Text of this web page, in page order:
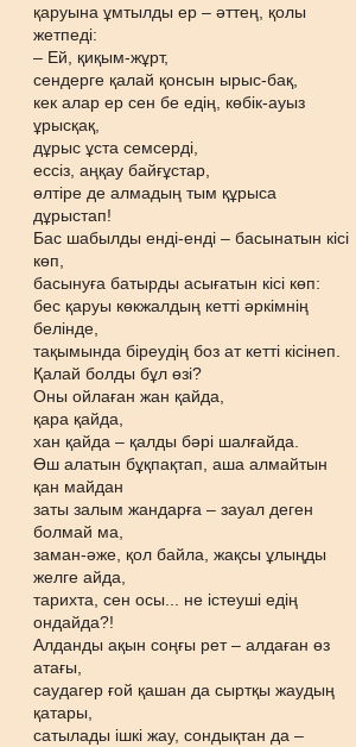
қаруына ұмтылды ер – әттең, қолы
жетпеді:
– Ей, қиқым-жұрт,
сендерге қалай қонсын ырыс-бақ,
кек алар ер сен бе едің, көбік-ауыз
ұрысқақ,
дұрыс ұста семсерді,
ессіз, аңқау байғұстар,
өлтіре де алмадың тым құрыса
дұрыстап!
Бас шабылды енді-енді – басынатын кісі
көп,
басынуға батырды асығатын кісі көп:
бес қаруы көкжалдың кетті әркімнің
белінде,
тақымында біреудің боз ат кетті кісінеп.
Қалай болды бұл өзі?
Оны ойлаған жан қайда,
қара қайда,
хан қайда – қалды бәрі шалғайда.
Өш алатын бұқпақтап, аша алмайтын
қан майдан
заты залым жандарға – зауал деген
болмай ма,
заман-әже, қол байла, жақсы ұлыңды
желге айда,
тарихта, сен осы... не істеуші едің
ондайда?!
Алданды ақын соңғы рет – алдаған өз
атағы,
саудагер ғой қашан да сыртқы жаудың
қатары,
сатылады ішкі жау, сондықтан да –